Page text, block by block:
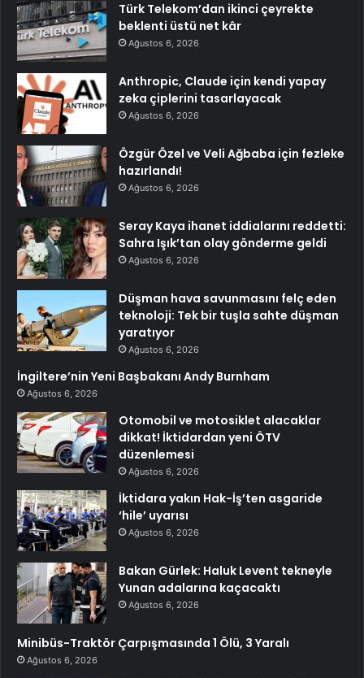
Türk Telekom’dan ikinci çeyrekte
beklenti üstü net kâr
Ağustos 6, 2026
Anthropic, Claude için kendi yapay
zeka çiplerini tasarlayacak
Ağustos 6, 2026
Özgür Özel ve Veli Ağbaba için fezleke
hazırlandı!
Ağustos 6, 2026
Seray Kaya ihanet iddialarını reddetti:
Sahra Işık’tan olay gönderme geldi
Ağustos 6, 2026
Düşman hava savunmasını felç eden
teknoloji: Tek bir tuşla sahte düşman
yaratıyor
Ağustos 6, 2026
İngiltere’nin Yeni Başbakanı Andy Burnham
Ağustos 6, 2026
Otomobil ve motosiklet alacaklar
dikkat! İktidardan yeni ÖTV
düzenlemesi
Ağustos 6, 2026
İktidara yakın Hak-İş’ten asgaride
‘hile’ uyarısı
Ağustos 6, 2026
Bakan Gürlek: Haluk Levent tekneyle
Yunan adalarına kaçacaktı
Ağustos 6, 2026
Minibüs-Traktör Çarpışmasında 1 Ölü, 3 Yaralı
Ağustos 6, 2026